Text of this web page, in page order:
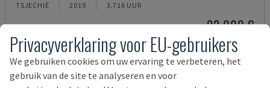
TSJECHIË 2019 3.716 UUR
92.000 €
Privacyverklaring voor EU-gebruikers
We gebruiken cookies om uw ervaring te verbeteren, het
gebruik van de site te analyseren en voor